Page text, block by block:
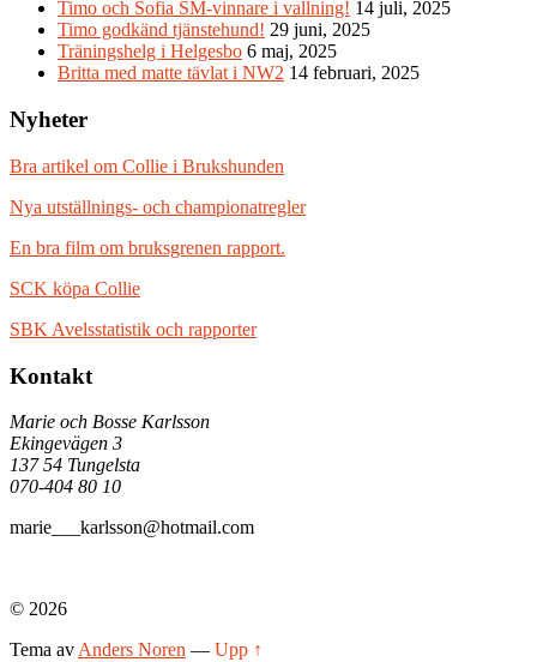
Timo och Sofia SM-vinnare i vallning! 14 juli, 2025
Timo godkänd tjänstehund! 29 juni, 2025
Träningshelg i Helgesbo 6 maj, 2025
Britta med matte tävlat i NW2 14 februari, 2025
Nyheter
Bra artikel om Collie i Brukshunden
Nya utställnings- och championatregler
En bra film om bruksgrenen rapport.
SCK köpa Collie
SBK Avelsstatistik och rapporter
Kontakt
Marie och Bosse Karlsson
Ekingevägen 3
137 54 Tungelsta
070-404 80 10
marie___karlsson@hotmail.com
© 2026
Tema av Anders Noren — Upp ↑